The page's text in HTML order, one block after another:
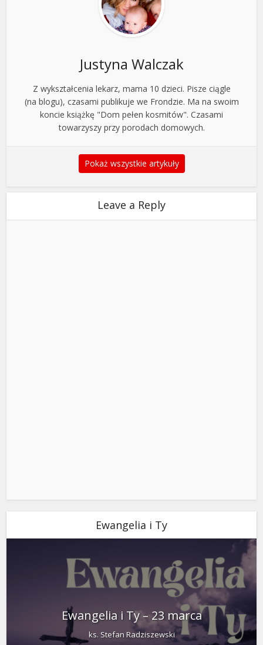
Justyna Walczak
Z wykształcenia lekarz, mama 10 dzieci. Pisze ciągle
(na blogu), czasami publikuje we Frondzie. Ma na swoim
koncie książkę "Dom pełen kosmitów". Czasami
towarzyszy przy porodach domowych.
Pokaż wszystkie artykuły
Leave a Reply
Ewangelia i Ty
Ewangelia i Ty – 23 marca
ks. Stefan Radziszewski